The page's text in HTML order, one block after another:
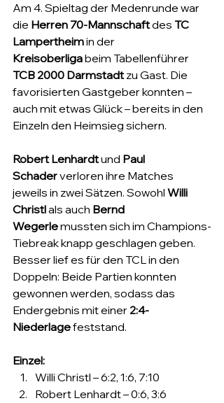
Am 4. Spieltag der Medenrunde war
die Herren 70-Mannschaft des TC
Lampertheim in der
Kreisoberliga beim Tabellenführer
TCB 2000 Darmstadt zu Gast. Die
favorisierten Gastgeber konnten –
auch mit etwas Glück – bereits in den
Einzeln den Heimsieg sichern.
Robert Lenhardt und Paul
Schader verloren ihre Matches
jeweils in zwei Sätzen. Sowohl Willi
Christl als auch Bernd
Wegerle mussten sich im Champions-
Tiebreak knapp geschlagen geben.
Besser lief es für den TCL in den
Doppeln: Beide Partien konnten
gewonnen werden, sodass das
Endergebnis mit einer 2:4-
Niederlage feststand.
Einzel:
Willi Christl – 6:2, 1:6, 7:10
Robert Lenhardt – 0:6, 3:6